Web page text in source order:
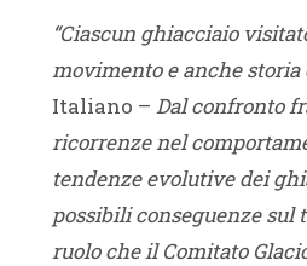
“Ciascun ghiacciaio
movimento e anche
Italiano – Dal confronto
ricorrenze nel
tendenze evolutive dei
possibili conseguenze
ruolo che il Comitato